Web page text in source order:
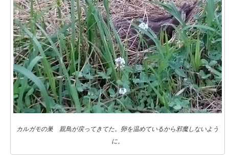
カルガモの巣 親鳥が戻ってきてた。卵を温めているから邪魔しないよう
に。